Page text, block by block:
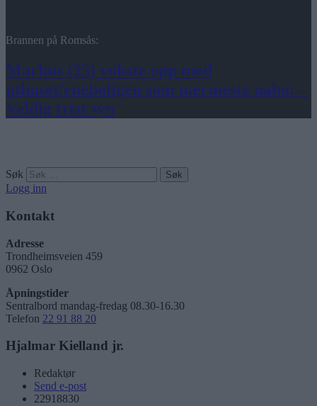
Brannen på Romsås:
Markus (25) vokste opp med
uthuset/eneboligen som nærmeste nabo: –
Veldig trist syn
Søk
Logg inn
Kontakt
Adresse
Trondheimsveien 459
0962 Oslo
Åpningstider
Sentralbord mandag-fredag 08.30-16.30
Telefon 22 91 88 20
Hjalmar Kielland jr.
Redaktør
Send e-post
22918830